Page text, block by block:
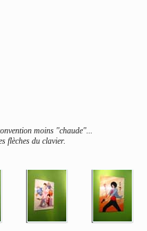
moins "chaude"...
flèches du clavier.